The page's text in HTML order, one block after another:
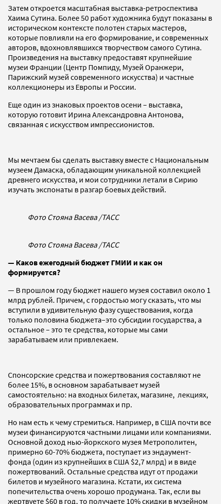
Затем откроется масштабная выставка-ретроспектива
Хаима Сутина. Более 50 работ художника будут показаны в
историческом контексте полотен старых мастеров,
которые повлияли на его формирование, и современных
авторов, вдохновлявшихся творчеством самого Сутина.
Произведения на выставку предоставят крупнейшие
музеи Франции (Центр Помпиду, Музей Оранжери,
Парижский музей современного искусства) и частные
коллекционеры из Европы и России.
Еще один из знаковых проектов осени – выставка,
которую готовит Ирина Александровна Антонова,
связанная с искусством импрессионистов.
Мы мечтаем бы сделать выставку вместе с Национальным
музеем Дамаска, обладающим уникальной коллекцией
древнего искусства, и мои сотрудники летали в Сирию
изучать экспонаты в разгар боевых действий.
Фото Стояна Васева /ТАСС
Фото Стояна Васева /ТАСС
— Каков ежегодный бюджет ГМИИ и как он
формируется?
— В прошлом году бюджет нашего музея составил около 1
млрд рублей. Причем, с гордостью могу сказать, что мы
вступили в удивительную фазу существования, когда
только половина бюджета–это субсидии государства, а
остальное – это те средства, которые мы сами
зарабатываем или привлекаем.
Спонсорские средства и пожертвования составляют не
более 15%, в основном зарабатывает музей
самостоятельно: на входных билетах, магазине, лекциях,
образовательных программах и пр.
Но нам есть к чему стремиться. Например, в США почти все
музеи финансируются частными лицами или компаниями.
Основной доход нью-йоркского музея Метрополитен,
примерно 60-70% бюджета, поступает из эндаумент-
фонда (один из крупнейших в США $2,7 млрд) и в виде
пожертвований. Остальные средства идут от продажи
билетов и музейного магазина. Кстати, их система
попечительства очень хорошо продумана. Так, если вы
жертвуете $60 в год, то получаете 10% скидки в музейном